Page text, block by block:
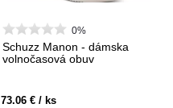
0%
Schuzz Manon - dámska
volnočasová obuv
73.06 € / ks